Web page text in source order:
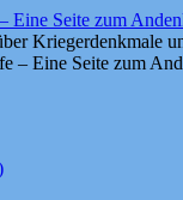
Seite zum
Kriegerdenkmale